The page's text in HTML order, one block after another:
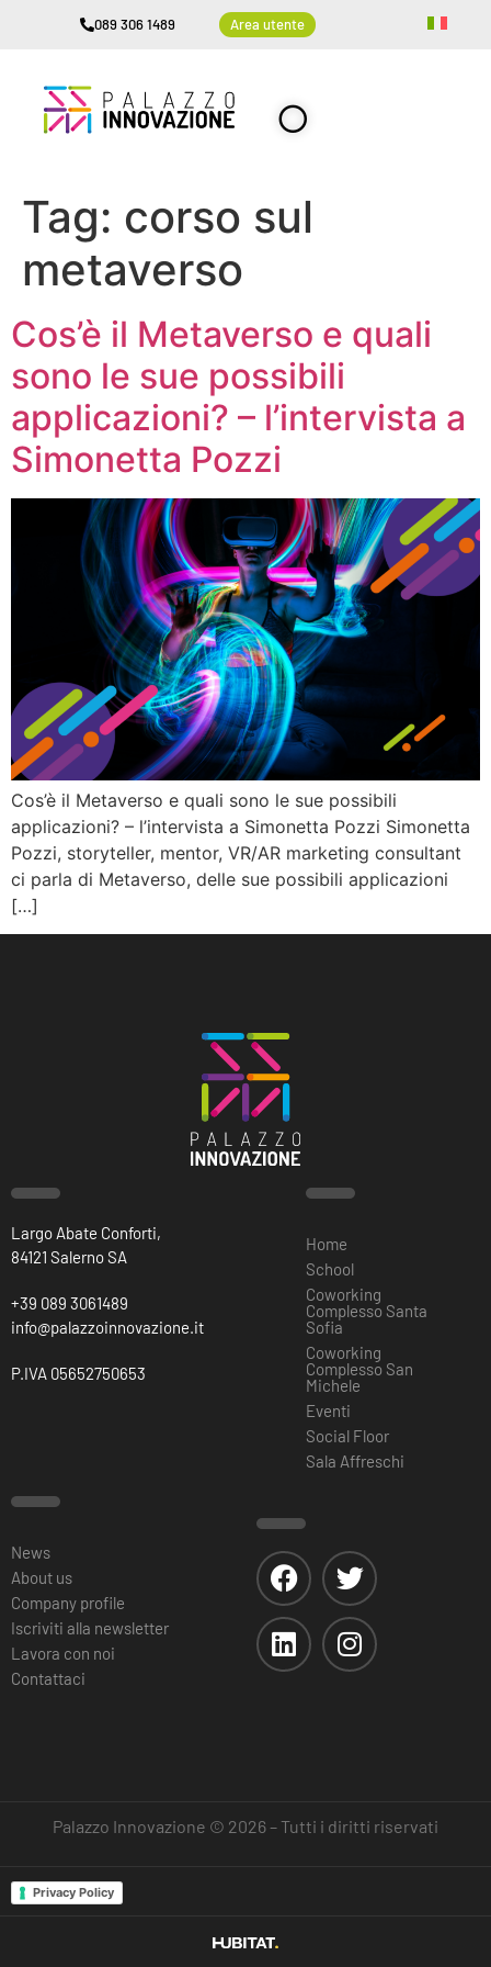
089 306 1489 Area utente
Tag: corso sul
metaverso
Cos’è il Metaverso e quali
sono le sue possibili
applicazioni? – l’intervista a
Simonetta Pozzi
Cos’è il Metaverso e quali sono le sue possibili
applicazioni? – l’intervista a Simonetta Pozzi Simonetta
Pozzi, storyteller, mentor, VR/AR marketing consultant
ci parla di Metaverso, delle sue possibili applicazioni
[…]
Largo Abate Conforti,
84121 Salerno SA
+39 089 3061489
info@palazzoinnovazione.it
P.IVA 05652750653
Home
School
Coworking
Complesso Santa
Sofia
Coworking
Complesso San
Michele
Eventi
Social Floor
Sala Affreschi
News
About us
Company profile
Iscriviti alla newsletter
Lavora con noi
Contattaci
Palazzo Innovazione © 2026 – Tutti i diritti riservati
Privacy Policy